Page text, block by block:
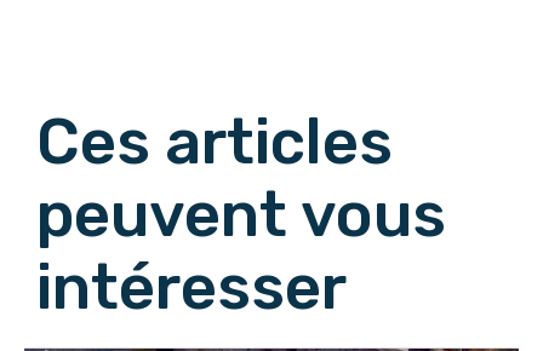
Ces articles
peuvent vous
intéresser